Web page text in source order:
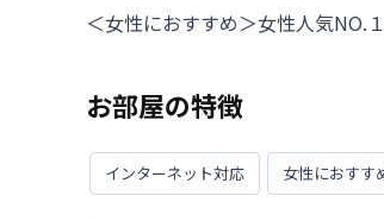
＜女性におすすめ＞女性人気NO.
お部屋の特徴
インターネット対応 女性におすす